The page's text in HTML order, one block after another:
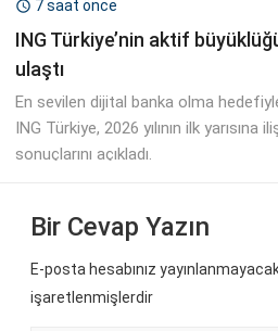
 7 saat önce
ING Türkiye’nin aktif
ulaştı
En sevilen dijital banka olma
ING Türkiye, 2026 yılının ilk
sonuçlarını açıkladı.
Bir Cevap Yazın
E-posta hesabınız
işaretlenmişlerdir